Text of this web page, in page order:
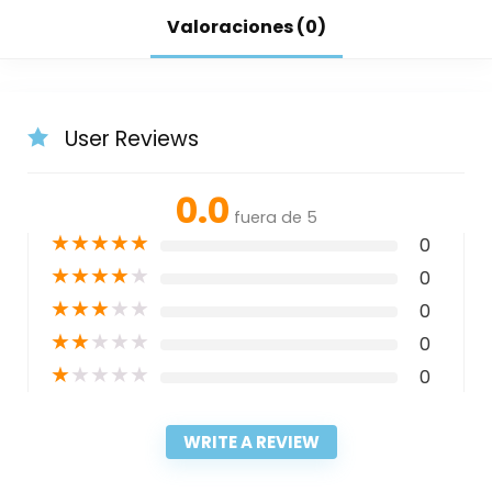
Valoraciones (0)
User Reviews
0.0 fuera de 5
★★★★★ 0
★★★★★ 0
★★★★★ 0
★★★★★ 0
★★★★★ 0
WRITE A REVIEW